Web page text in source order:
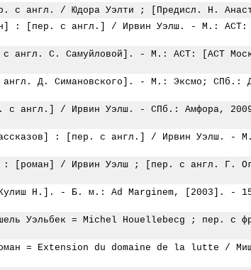
с англ. / Юдора Уэлти ; [Предисл. Н.
: [пер. с англ.] / Ирвин Уэлш. - М.:
англ. С. Самуйловой]. - М.: АСТ: [АСТ
Д. Симановского]. - М.: Эксмо; СПб.:
с англ.] / Ирвин Уэлш. - СПб.: Амфора,
: [пер. с англ.] / Ирвин Уэлш. -
: [роман] / Ирвин Уэлш ; [пер. с англ. Г.
Кулиш Н.]. - Б. м.: Ad Marginem, [2003]. -
Уэльбек = Michel Houellebecg ; пер. с
= Extension du domaine de la lutte /